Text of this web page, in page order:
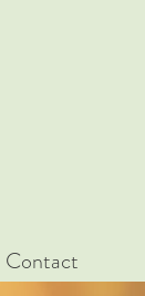
Contact